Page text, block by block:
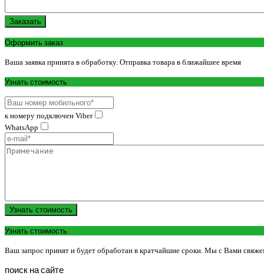
Заказать
Оформить заказ
Ваша заявка принята в обработку. Отправка товара в ближайшее время
Узнать стоимость
к номеру подключен Viber
WhatsApp
Узнать стоимость
Узнать стоимость
Ваш запрос принят и будет обработан в кратчайшие сроки. Мы с Вами
поиск насайте